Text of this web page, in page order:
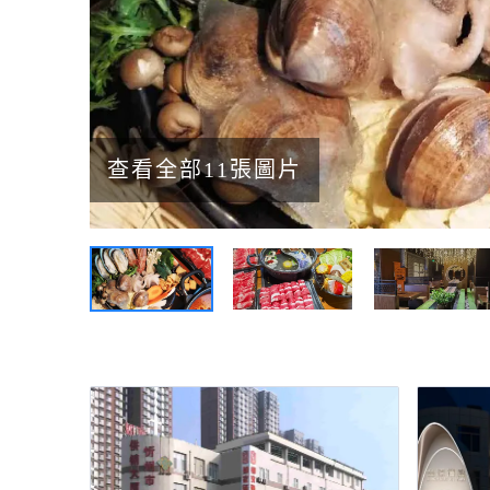
查看全部11張圖片